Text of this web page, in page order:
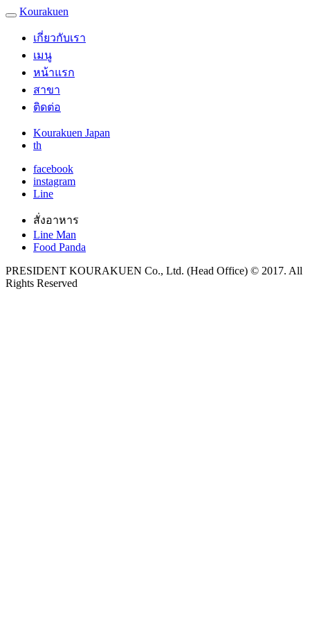
Kourakuen
เกี่ยวกับเรา
เมนู
หน้าแรก
สาขา
ติดต่อ
Kourakuen Japan
th
facebook
instagram
Line
สั่งอาหาร
Line Man
Food Panda
PRESIDENT KOURAKUEN Co., Ltd. (Head Office) © 2017. All
Rights Reserved